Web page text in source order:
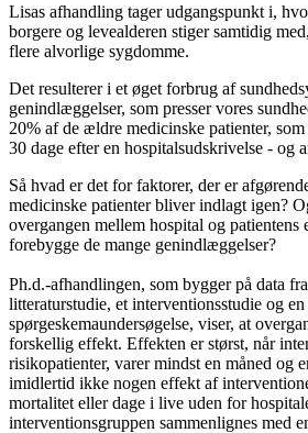
Lisas afhandling tager udgangspunkt i,
borgere og levealderen stiger samtidig
flere alvorlige sygdomme.
Det resulterer i et øget forbrug af
genindlæggelser, som presser vores
20% af de ældre medicinske patienter,
30 dage efter en hospitalsudskrivelse - og
Så hvad er det for faktorer, der er
medicinske patienter bliver indlagt igen?
overgangen mellem hospital og
forebygge de mange genindlæggelser?
Ph.d.-afhandlingen, som bygger på data
litteraturstudie, et interventionsstudie og en
spørgeskemaundersøgelse, viser, at
forskellig effekt. Effekten er størst, når
risikopatienter, varer mindst en måned og
imidlertid ikke nogen effekt af
mortalitet eller dage i live uden for
interventionsgruppen sammenlignes med